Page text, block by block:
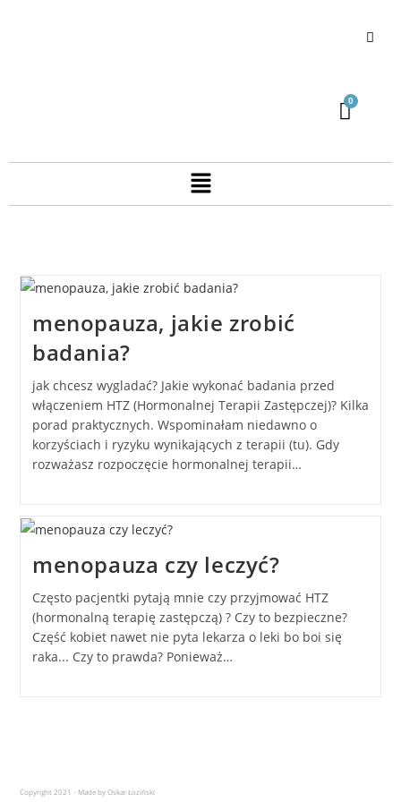
menopauza, jakie zrobić
badania?
jak chcesz wygladać? Jakie wykonać badania przed
włączeniem HTZ (Hormonalnej Terapii Zastępczej)? Kilka
porad praktycznych. Wspominałam niedawno o
korzyściach i ryzyku wynikających z terapii (tu). Gdy
rozważasz rozpoczęcie hormonalnej terapii…
menopauza czy leczyć?
Często pacjentki pytają mnie czy przyjmować HTZ
(hormonalną terapię zastępczą) ? Czy to bezpieczne?
Część kobiet nawet nie pyta lekarza o leki bo boi się
raka... Czy to prawda? Ponieważ…
Copyright 2021 - Made by Oskar Łoziński